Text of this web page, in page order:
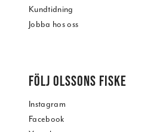
Kundtidning
Jobba hos oss
FÖLJ OLSSONS FISKE
Instagram
Facebook